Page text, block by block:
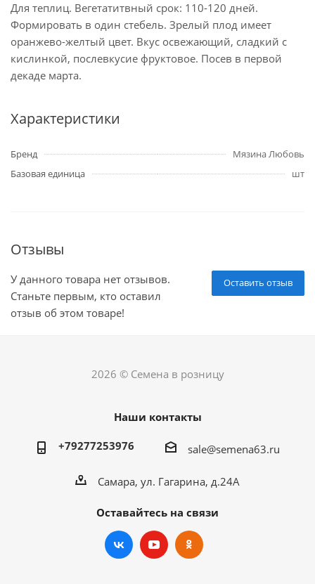
Для теплиц. Вегетатитвный срок: 110-120 дней.
Формировать в один стебель. Зрелый плод имеет
оранжево-желтый цвет. Вкус освежающий, сладкий с
кислинкой, послевкусие фруктовое. Посев в первой
декаде марта.
Характеристики
Бренд
Мязина Любовь
Базовая единица
шт
Отзывы
Оставить отзыв
У данного товара нет отзывов.
Станьте первым, кто оставил
отзыв об этом товаре!
2026 © Семена в розницу
Наши контакты
+79277253976 sale@semena63.ru
Самара, ул. Гагарина, д.24А
Оставайтесь на связи